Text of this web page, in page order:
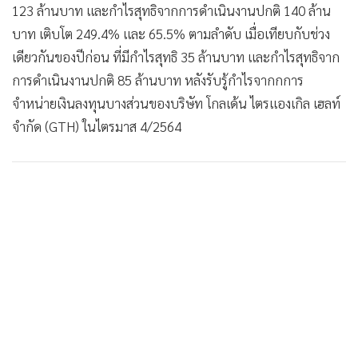
123 ล้านบาท และกำไรสุทธิจากการดำเนินงานปกติ 140 ล้าน
บาท เติบโต 249.4% และ 65.5% ตามลำดับ เมื่อเทียบกับช่วง
เดียวกันของปีก่อน ที่มีกำไรสุทธิ 35 ล้านบาท และกำไรสุทธิจาก
การดำเนินงานปกติ 85 ล้านบาท หลังรับรู้กำไรจากกการ
จำหน่ายเงินลงทุนบางส่วนของบริษัท โกลเด้น ไตรแองเกิล เฮลท์
จำกัด (GTH) ในไตรมาส 4/2564